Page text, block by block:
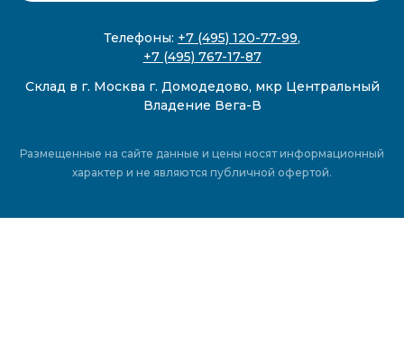
Телефоны: +7 (495) 120-77-99,
+7 (495) 767-17-87
Склад в г. Москва г. Домодедово, мкр Центральный
Владение Вега-В
Размещенные на сайте данные и цены носят информационный
характер и не являются публичной офертой.